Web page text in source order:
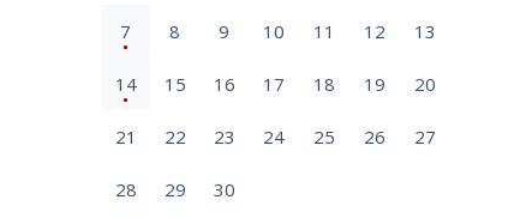
7 8 9 10 11 12 13
14 15 16 17 18 19 20
21 22 23 24 25 26 27
28 29 30